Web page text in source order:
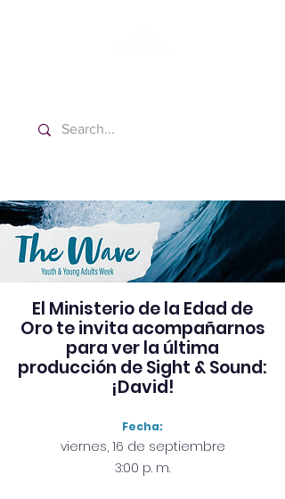
El Ministerio de la Edad de
Oro te invita acompañarnos
para ver la última
producción de Sight & Sound:
¡David!
Fecha:
viernes, 16 de septiembre
3:00 p. m.